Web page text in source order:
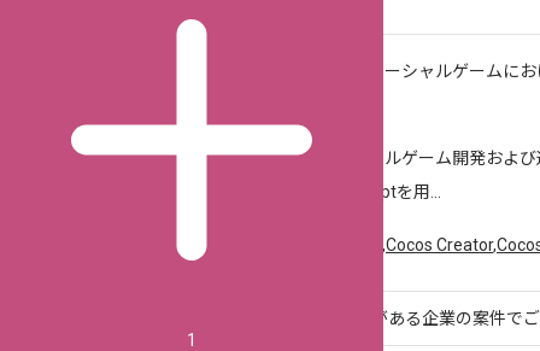
1
運用中のソーシャルゲームに
求めるスキル・ソーシャルゲーム開発およ
・Javascriptを用...
ツール・言語 ,Cocos Creator,
レバテックでの実績がある企業の案件で